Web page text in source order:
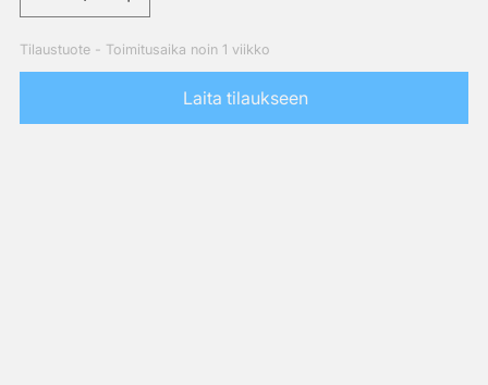
Tilaustuote - Toimitusaika noin 1 viikko
Laita tilaukseen